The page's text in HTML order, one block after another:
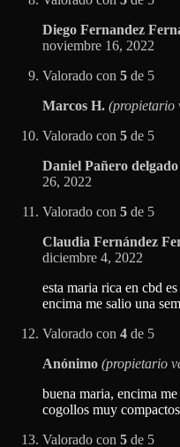
Diego Fernandez
noviembre 16, 2022
Valorado con 5 de 5
Marcos H. (propietario
Valorado con 5 de 5
Daniel Pañero delgado
26, 2022
Valorado con 5 de 5
Claudia Fernández
diciembre 4, 2022
esta maria rica en cbd
encima me salio una
Valorado con 4 de 5
Anónimo (propietario
buena maria, encima
cogollos muy
Valorado con 5 de 5